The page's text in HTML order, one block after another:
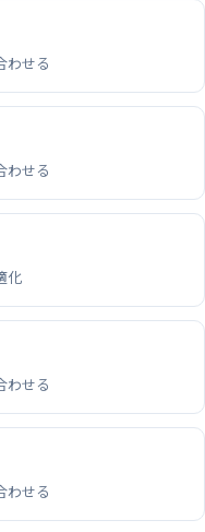
わせる
わせる
化
わせる
わせる